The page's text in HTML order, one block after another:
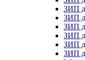
ЗИП
ЗИП
ЗИП
ЗИП
ЗИП
ЗИП